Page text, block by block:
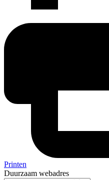
Printen
Duurzaam webadres